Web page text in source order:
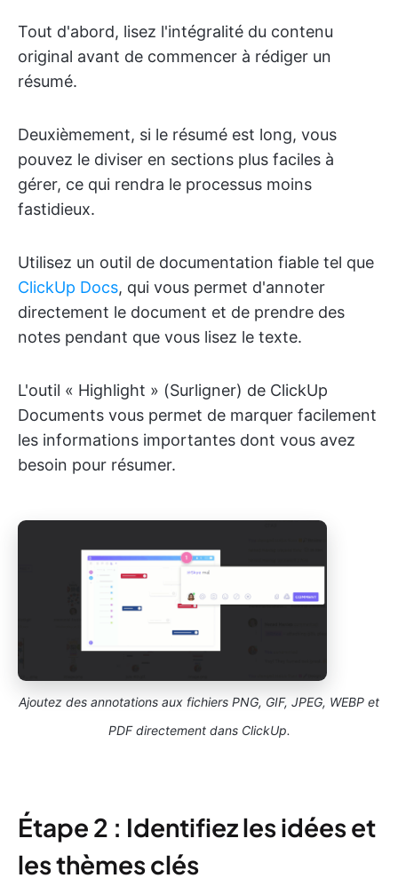
Tout d'abord, lisez l'intégralité du contenu
original avant de commencer à rédiger un
résumé.
Deuxièmement, si le résumé est long, vous
pouvez le diviser en sections plus faciles à
gérer, ce qui rendra le processus moins
fastidieux.
Utilisez un outil de documentation fiable tel que
ClickUp Docs, qui vous permet d'annoter
directement le document et de prendre des
notes pendant que vous lisez le texte.
L'outil « Highlight » (Surligner) de ClickUp
Documents vous permet de marquer facilement
les informations importantes dont vous avez
besoin pour résumer.
Ajoutez des annotations aux fichiers PNG, GIF, JPEG, WEBP et
PDF directement dans ClickUp.
Étape 2 : Identifiez les idées et
les thèmes clés